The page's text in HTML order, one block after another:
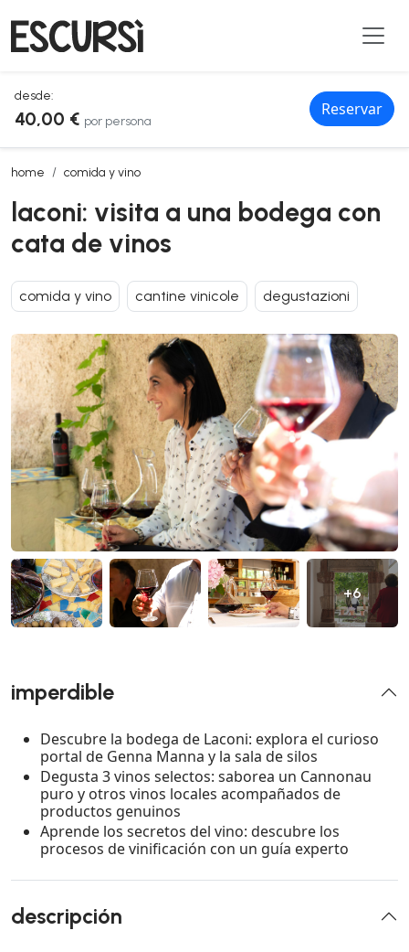
desde:
40,00 € por persona
Reservar
home comida y vino
laconi: visita a una bodega con cata de vinos
laconi: visita a una bodega con
cata de vinos
comida y vino cantine vinicole degustazioni
+6
imperdible
Descubre la bodega de Laconi: explora el curioso
portal de Genna Manna y la sala de silos
Degusta 3 vinos selectos: saborea un Cannonau
puro y otros vinos locales acompañados de
productos genuinos
Aprende los secretos del vino: descubre los
procesos de vinificación con un guía experto
descripción